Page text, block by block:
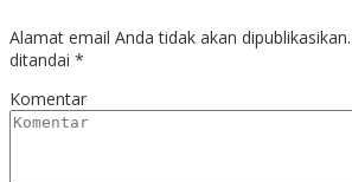
Alamat email Anda tidak akan dipublikasikan.
ditandai *
Komentar